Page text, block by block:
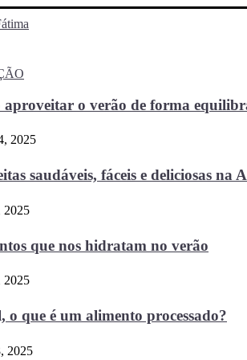
aproveitar o verão de forma
2025
saudáveis, fáceis e deliciosas na
2025
que nos hidratam no verão
2025
o que é um alimento processado?
2025